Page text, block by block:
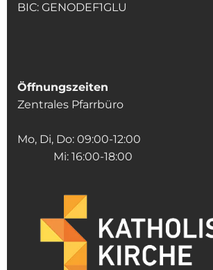
BIC: GENODEF1GLU
Öffnungszeiten
Zentrales Pfarrbüro
Mo, Di, Do: 09:00-12:00
Mi: 16:00-18:00